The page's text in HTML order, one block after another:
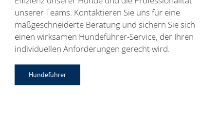
unserer Teams. Kontaktieren Sie uns für eine
maßgeschneiderte Beratung und sichern Sie sich
einen wirksamen Hundeführer-Service, der Ihren
individuellen Anforderungen gerecht wird.
Hundeführer